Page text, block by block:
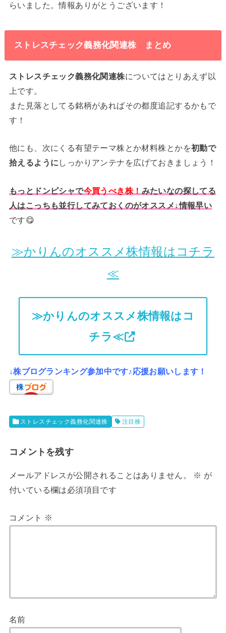
らいました。情報ありがとうございます！
ストレスチェック義務化関連株 まとめ
ストレスチェック義務化関連株についてはとりあえず以
上です。
また見落としてる銘柄があればその都度追記するかもで
す！
他にも、次にくる有望テーマ株とか材料株とかを初動で
拾えるように しっかりアンテナを広げておきましょう！
もっとドンピシャで今買うべき株！ みたいなの探してる
人はこっちも並行してみておくのがオススメ↓情報早い
です😋
≫かりんのオススメ株情報はコチラ
≪
≫かりんのオススメ株情報はコ
チラ≪
↓株ブログランキング参加中です♪応援お願いします！
ストレスチェック義務化関連株 注目株
コメントを残す
メールアドレスが公開されることはありません。 ※ が
付いている欄は必須項目です
コメント ※
名前